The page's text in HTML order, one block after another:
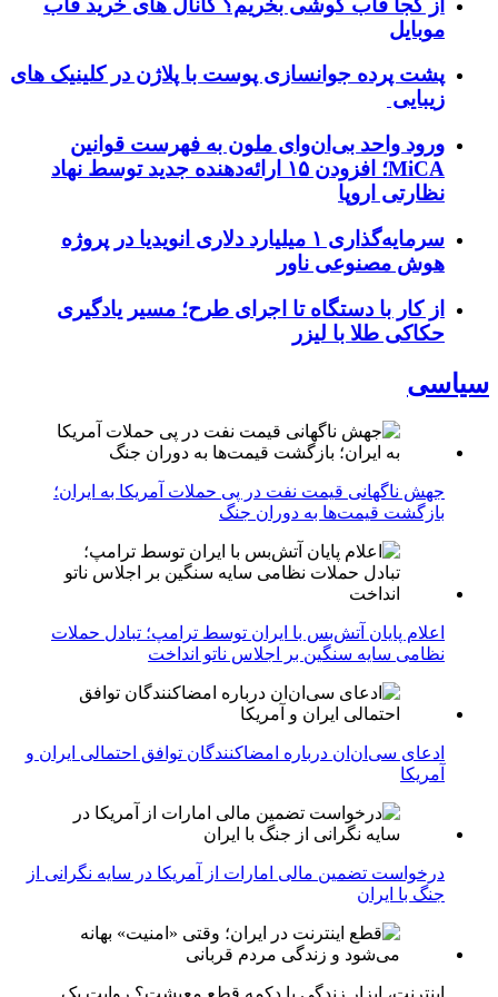
از کجا قاب گوشی بخریم؟ کانال های خرید قاب
موبایل
پشت پرده جوانسازی پوست با پلاژن در کلینیک های
زیبایی
ورود واحد بی‌ان‌وای ملون به فهرست قوانین
MiCA؛ افزودن ۱۵ ارائه‌دهنده جدید توسط نهاد
نظارتی اروپا
سرمایه‌گذاری ۱ میلیارد دلاری انویدیا در پروژه
هوش مصنوعی ناور
از کار با دستگاه تا اجرای طرح؛ مسیر یادگیری
حکاکی طلا با لیزر
سیاسی
جهش ناگهانی قیمت نفت در پی حملات آمریکا به ایران؛
بازگشت قیمت‌ها به دوران جنگ
اعلام پایان آتش‌بس با ایران توسط ترامپ؛ تبادل حملات
نظامی سایه سنگین بر اجلاس ناتو انداخت
ادعای سی‌ان‌ان درباره امضاکنندگان توافق احتمالی ایران و
آمریکا
درخواست تضمین مالی امارات از آمریکا در سایه نگرانی از
جنگ با ایران